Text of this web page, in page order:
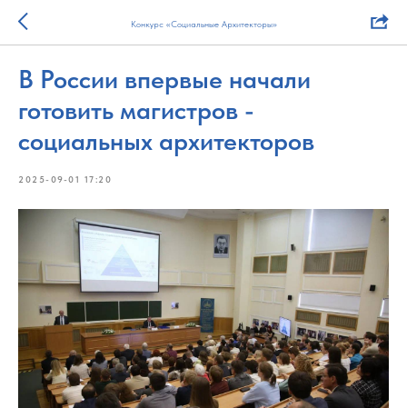
Конкурс «Социальные Архитекторы»
В России впервые начали
готовить магистров -
социальных архитекторов
2025-09-01 17:20